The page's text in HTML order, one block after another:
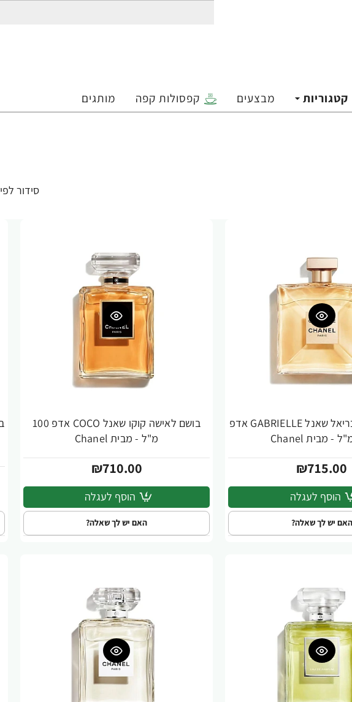
קטגוריות מבצעים קפסולות קפה מותגים
סידור לפי
בושם לאישה גבריאל שאנל GABRIELLE אדפ
₪715.00
הוסף לעגלה
האם יש לך שאלה?
בושם לאישה קוקו שאנל COCO אדפ 100
מ"ל - מבית Chanel
₪710.00
הוסף לעגלה
האם יש לך שאלה?